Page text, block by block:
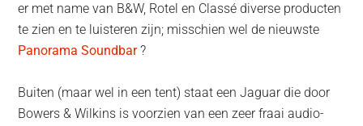
er met name van B&W, Rotel en Classé diverse producten
te zien en te luisteren zijn; misschien wel de nieuwste
Panorama Soundbar?
Buiten (maar wel in een tent) staat een Jaguar die door
Bowers & Wilkins is voorzien van een zeer fraai audio-